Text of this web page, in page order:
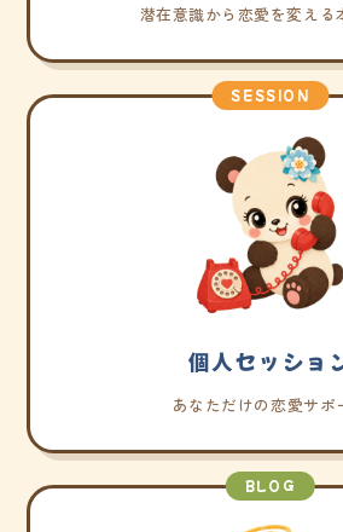
潜在意識から恋愛を変える
SESSION
個人セッショ
あなただけの恋愛サポ
BLOG